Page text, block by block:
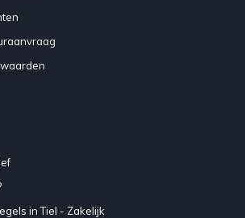
in Tiel - Zakelijk